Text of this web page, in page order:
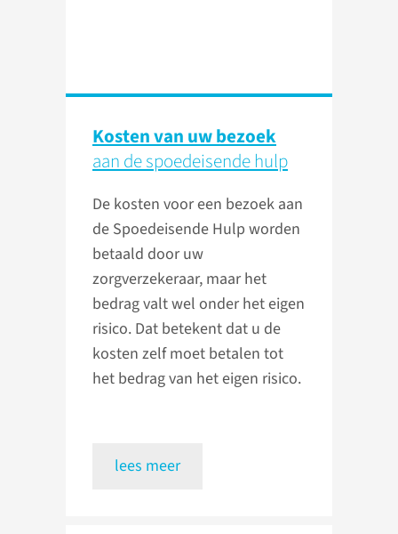
Kosten van uw bezoek
aan de spoedeisende hulp
De kosten voor een bezoek aan
de Spoedeisende Hulp worden
betaald door uw
zorgverzekeraar, maar het
bedrag valt wel onder het eigen
risico. Dat betekent dat u de
kosten zelf moet betalen tot
het bedrag van het eigen risico.
lees meer